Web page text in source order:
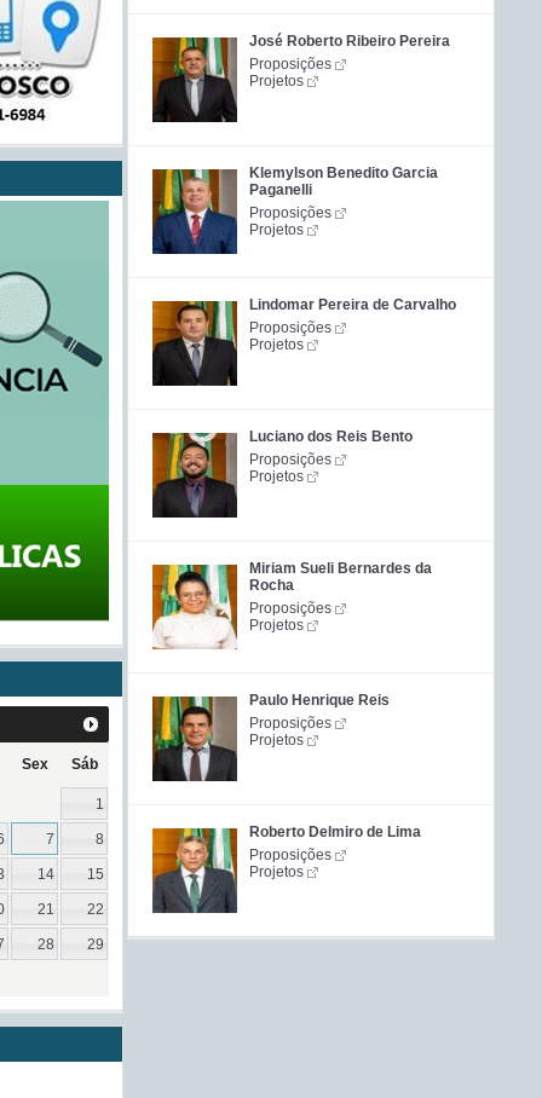
José Roberto Ribeiro Pereira
Proposições
Projetos
Klemylson Benedito Garcia
Paganelli
Proposições
Projetos
Lindomar Pereira de Carvalho
Proposições
Projetos
Luciano dos Reis Bento
Proposições
Projetos
Miriam Sueli Bernardes da
Rocha
Proposições
Projetos
Paulo Henrique Reis
Proposições
Projetos
Roberto Delmiro de Lima
Proposições
Projetos
Sex Sáb
1
7 8
14 15
21 22
28 29